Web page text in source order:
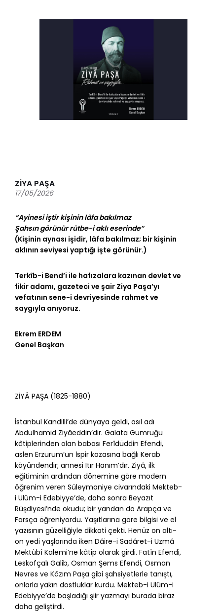
ZİYA PAŞA
17/05/2026
“Ayinesi iştir kişinin lâfa bakılmaz
Şahsın görünür rütbe-i aklı eserinde”
(Kişinin aynası işidir, lâfa bakılmaz; bir kişinin
aklının seviyesi yaptığı işte görünür.)
Terkîb-i Bend’i ile hafızalara kazınan devlet ve
fikir adamı, gazeteci ve şair Ziya Paşa’yı
vefatının sene-i devriyesinde rahmet ve
saygıyla anıyoruz.
Ekrem ERDEM
Genel Başkan
ZİYÂ PAŞA (1825-1880)
İstanbul Kandilli’de dünyaya geldi, asıl adı
Abdülhamid Ziyâeddin’dir. Galata Gümrüğü
kâtiplerinden olan babası Ferîdüddin Efendi,
aslen Erzurum’un İspir kazasına bağlı Kerab
köyündendir; annesi Itır Hanım’dır. Ziyâ, ilk
eğitiminin ardından dönemine göre modern
öğrenim veren Süleymaniye civarındaki Mekteb-
i Ulûm-i Edebiyye’de, daha sonra Beyazıt
Rüşdiyesi’nde okudu; bir yandan da Arapça ve
Farsça öğreniyordu. Yaşıtlarına göre bilgisi ve el
yazısının güzelliğiyle dikkati çekti. Henüz on altı-
on yedi yaşlarında iken Dâire-i Sadâret-i Uzmâ
Mektûbî Kalemi’ne kâtip olarak girdi. Fatîn Efendi,
Leskofçalı Galib, Osman Şems Efendi, Osman
Nevres ve Kâzım Paşa gibi şahsiyetlerle tanıştı,
onlarla yakın dostluklar kurdu. Mekteb-i Ulûm-i
Edebiyye’de başladığı şiir yazmayı burada biraz
daha geliştirdi.